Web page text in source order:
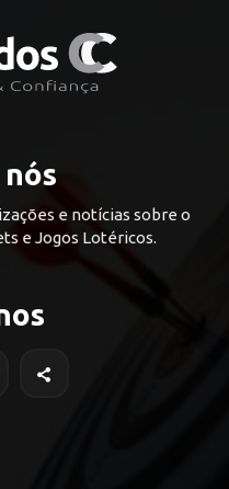
e notícias sobre o
e Jogos Lotéricos.